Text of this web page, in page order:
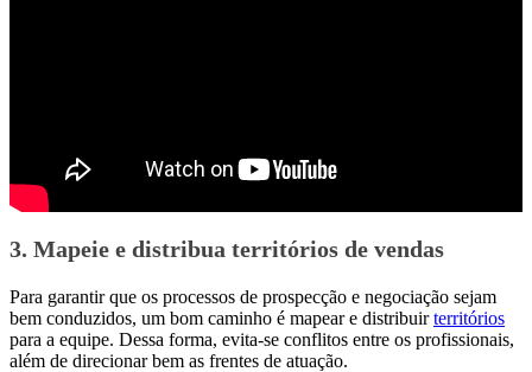
3. Mapeie e distribua territórios de vendas
Para garantir que os processos de prospecção e negociação sejam
bem conduzidos, um bom caminho é mapear e distribuirterritórios
para a equipe. Dessa forma, evita-se conflitos entre os profissionais,
além de direcionar bem as frentes de atuação.